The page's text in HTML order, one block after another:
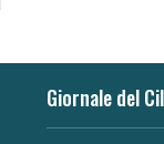
Giornale del